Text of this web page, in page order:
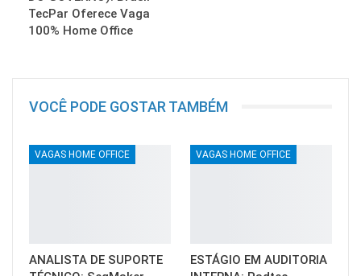
TecPar Oferece Vaga
100% Home Office
VOCÊ PODE GOSTAR TAMBÉM
VAGAS HOME OFFICE
ANALISTA DE SUPORTE
VAGAS HOME OFFICE
ESTÁGIO EM AUDITORIA